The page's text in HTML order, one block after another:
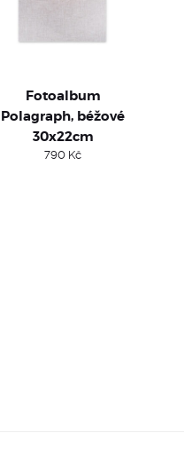
Fotoalbum
Polagraph, béžové
30x22cm
790 Kč